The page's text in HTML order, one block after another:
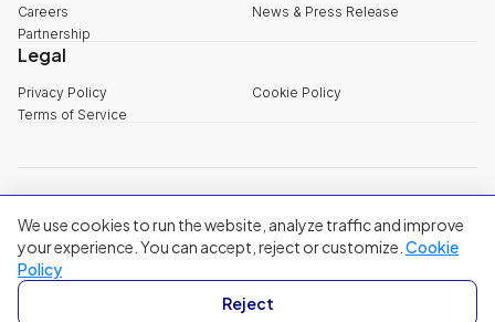
Careers
News & Press Release
Partnership
Legal
Privacy Policy
Cookie Policy
Terms of Service
+84 888 18 1313
Head Office:3rd Floor, 65-67 B4 Street, Sala Urban Area, An Khanh
Ward, Ho Chi Minh City
Singapore:20A Tanjong Pagar Road, Singapore
© 2024 Filum Inc. All rights reserved.
We use cookies to run the website, analyze traffic and improve
your experience. You can accept, reject or customize. Cookie
Policy
Reject